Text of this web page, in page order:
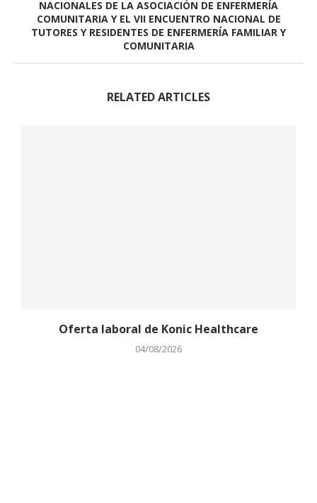
NACIONALES DE LA ASOCIACIÓN DE ENFERMERÍA
COMUNITARIA Y EL VII ENCUENTRO NACIONAL DE
TUTORES Y RESIDENTES DE ENFERMERÍA FAMILIAR Y
COMUNITARIA
RELATED ARTICLES
Oferta laboral de Konic Healthcare
04/08/2026